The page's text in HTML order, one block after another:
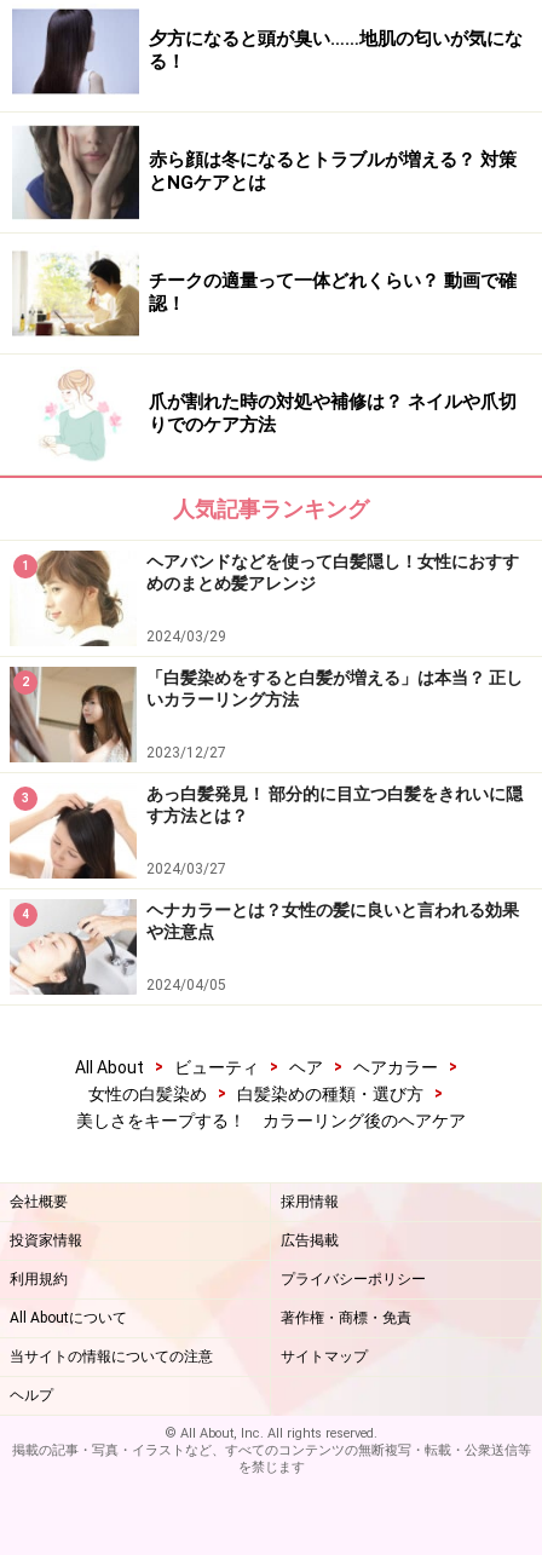
夕方になると頭が臭い……地肌の匂いが気にな
る！
赤ら顔は冬になるとトラブルが増える？ 対策
とNGケアとは
チークの適量って一体どれくらい？ 動画で確
認！
爪が割れた時の対処や補修は？ ネイルや爪切
りでのケア方法
人気記事ランキング
1
ヘアバンドなどを使って白髪隠し！女性におすす
めのまとめ髪アレンジ
2024/03/29
2
「白髪染めをすると白髪が増える」は本当？ 正し
いカラーリング方法
2023/12/27
3
あっ白髪発見！ 部分的に目立つ白髪をきれいに隠
す方法とは？
2024/03/27
4
ヘナカラーとは？女性の髪に良いと言われる効果
や注意点
2024/04/05
All About > ビューティ > ヘア > ヘアカラー
>
女性の白髪染め
> 白髪染めの種類・選び方
>
美しさをキープする！ カラーリング後のヘアケア
会社概要 採用情報
投資家情報 広告掲載
利用規約 プライバシーポリシー
All Aboutについて 著作権・商標・免責
当サイトの情報についての注意 サイトマップ
ヘルプ
© All About, Inc. All rights reserved.
掲載の記事・写真・イラストなど、すべてのコンテンツの無断複写・転載・公衆送信等
を禁じます